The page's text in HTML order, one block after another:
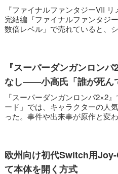
『ファイナルファンタジーVII
完結編『ファイナルファンタジ
数倍レベル」で売れていると、
『スーパーダンガンロン
なし――小高氏「誰が死ん
『スーパーダンガンロンパ2×2
ード」では、キャラクターの人
った。事件や出来事が原作と変
欧州向け初代Switch用
て本体を開く方式